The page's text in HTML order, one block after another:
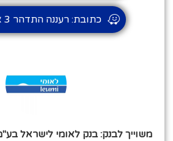
משוייך לבנק: בנק לאומי לישראל בע"מ
כתובת: רעננה התדהר 3 אזור התעשיה רעננה